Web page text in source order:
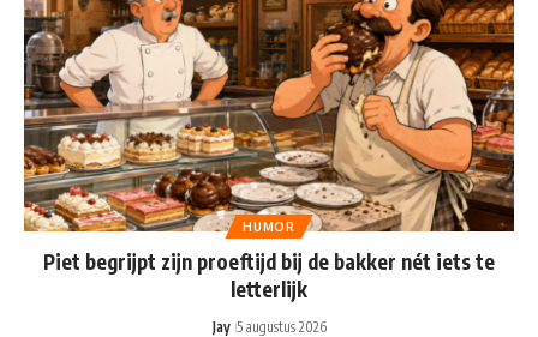
HUMOR
Piet begrijpt zijn proeftijd bij de bakker nét iets te
letterlijk
Jay 5 augustus 2026